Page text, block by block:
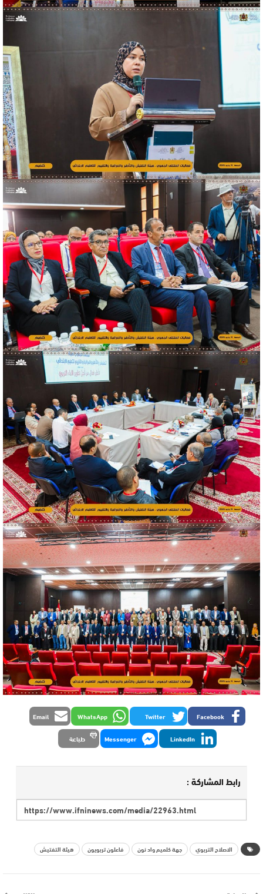
Facebook
Twitter
WhatsApp
Email
LinkedIn
Messenger طباعة
رابط المشاركة :
الاصلاح التربوي جهة كلميم واد نون فاعلون تربويون هيئة التفتيش